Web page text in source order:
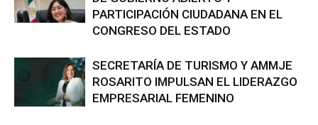
PARTICIPACIÓN CIUDADANA EN EL
CONGRESO DEL ESTADO
SECRETARÍA DE TURISMO Y AMMJE
ROSARITO IMPULSAN EL LIDERAZGO
EMPRESARIAL FEMENINO